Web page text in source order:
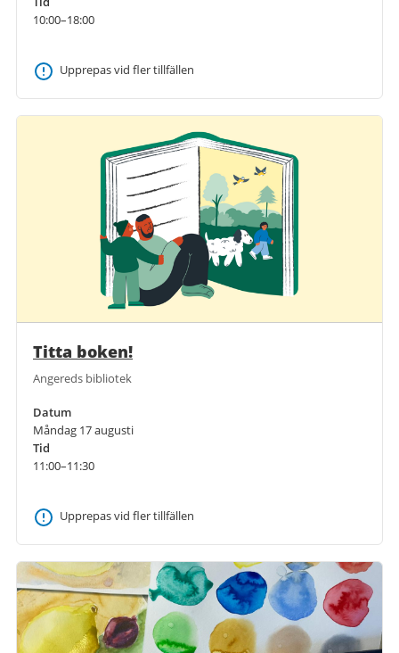
10:00–18:00
Upprepas vid fler tillfällen
Titta boken!
Angereds bibliotek
Datum
Måndag 17 augusti
Tid
11:00–11:30
Upprepas vid fler tillfällen